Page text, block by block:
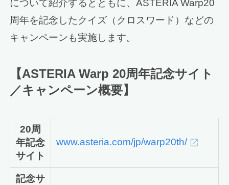
について紹介するとともに、ASTERIA Warp20
周年を記念したクイズ（クロスワード）などの
キャンペーンも実施します。
【ASTERIA Warp 20周年記念サイト
／キャンペーン概要】
20周
年記念
サイト
www.asteria.com/jp/warp20th/
記念サ